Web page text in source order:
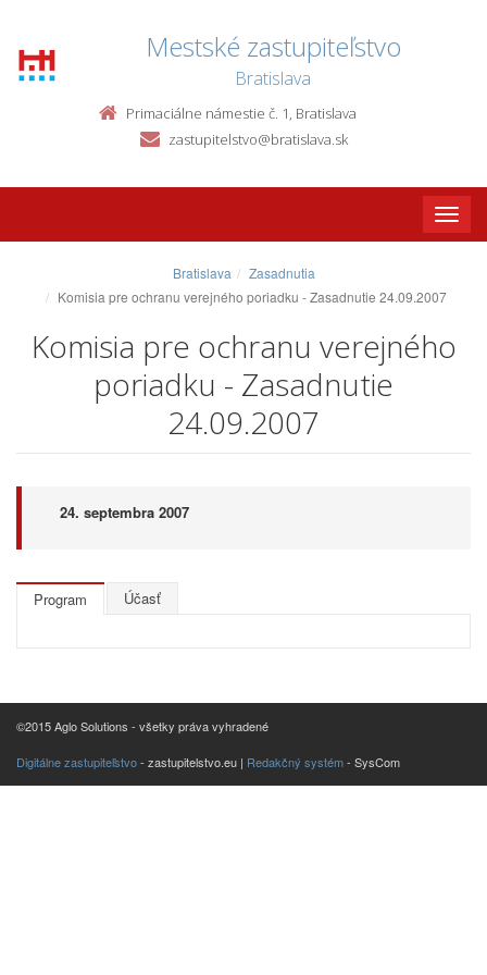
Mestské zastupiteľstvo
Bratislava
Primaciálne námestie č. 1, Bratislava
zastupitelstvo@bratislava.sk
Toggle
Bratislava
Zasadnutia
Komisia pre ochranu verejného poriadku - Zasadnutie 24.09.2007
Komisia pre ochranu verejného
poriadku - Zasadnutie
24.09.2007
24. septembra 2007
Program Účasť
©2015 Aglo Solutions - všetky práva vyhradené
Digitálne zastupiteľstvo- zastupitelstvo.eu | Redakčný systém- SysCom